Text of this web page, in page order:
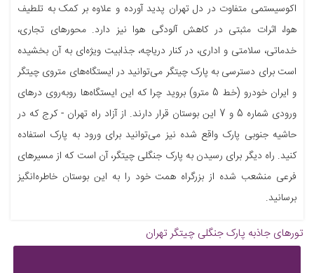
اکوسیستمی متفاوت در دل تهران پدید آورده و علاوه بر کمک به تلطیف
هوا، اثرات مثبتی در کاهش آلودگی هوا نیز دارد. محورهای تجاری،
خدماتی، سلامتی و اداری، در کنار دریاچه، جذابیت ویژه‌ای به آن بخشیده
است برای دسترسی به پارک چیتگر می‌توانید در ایستگاه‌های متروی چیتگر
و ایران خودرو (خط 5 مترو) بروید چرا که این ایستگاه‌ها روبه‌روی درهای
ورودی شماره 5 و 7 این بوستان قرار دارند. از آزاد راه تهران - کرج که در
حاشیه جنوبی پارک واقع شده نیز می‌توانید برای ورود به پارک استفاده
کنید. راه دیگر برای رسیدن به پارک جنگلی چیتگر، آن است که از مسیرهای
فرعی منشعب شده از بزرگراه همت خود را به این بوستان خاطره‌انگیز
برسانید.
تورهای جاذبه پارک جنگلی چیتگر تهران